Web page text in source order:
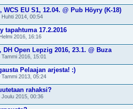
WCS EU S1, 12.04. @ Pub Höyry (K-18)
Huhti 2014, 00:54
tapahtuma 17.2.2016
2016, 16:16
DH Open Lepzig 2016, 23.1. @ Buza
Tammi 2016, 15:01
Pelaajan arjesta! :)
Tammi 2013, 05:24
rahaksi?
Joulu 2015, 00:36